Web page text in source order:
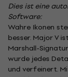
Dies ist eine
Software:
Wahre Ikonen
besser. Major V
Marshall-
wurde jedes
und verfeinert.